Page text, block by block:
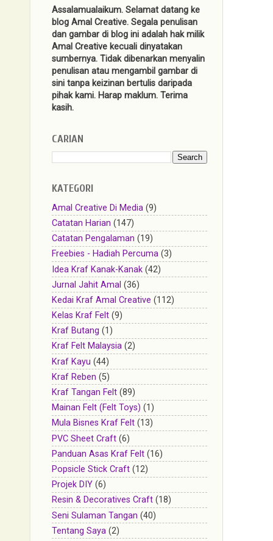
Assalamualaikum. Selamat datang ke
blog Amal Creative. Segala penulisan
dan gambar di blog ini adalah hak milik
Amal Creative kecuali dinyatakan
sumbernya. Tidak dibenarkan menyalin
penulisan atau mengambil gambar di
sini tanpa keizinan bertulis daripada
pihak kami. Harap maklum. Terima
kasih.
CARIAN
KATEGORI
Amal Creative Di Media (9)
Catatan Harian (147)
Catatan Pengalaman (19)
Freebies - Hadiah Percuma (3)
Idea Kraf Kanak-Kanak (42)
Jurnal Jahit Amal (36)
Kedai Kraf Amal Creative (112)
Kelas Kraf Felt (9)
Kraf Butang (1)
Kraf Felt Malaysia (2)
Kraf Kayu (44)
Kraf Reben (5)
Kraf Tangan Felt (89)
Mainan Felt (Felt Toys) (1)
Mula Bisnes Kraf Felt (13)
PVC Sheet Craft (6)
Panduan Asas Kraf Felt (16)
Popsicle Stick Craft (12)
Projek DIY (6)
Resin & Decoratives Craft (18)
Seni Sulaman Tangan (40)
Tentang Saya (2)